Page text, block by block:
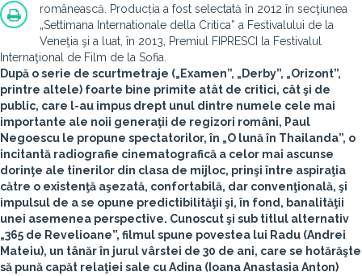
românească. Producția a fost selectată în 2012 în secţiunea
„Settimana Internationale della Critica” a Festivalului de la
Veneţia şi a luat, în 2013, Premiul FIPRESCI la Festivalul
Internaţional de Film de la Sofia.
După o serie de scurtmetraje („Examen”, „Derby”, „Orizont”,
printre altele) foarte bine primite atât de critici, cât şi de
public, care l-au impus drept unul dintre numele cele mai
importante ale noii generaţii de regizori români, Paul
Negoescu le propune spectatorilor, în „O lună în Thailanda”, o
incitantă radiografie cinematografică a celor mai ascunse
dorinţe ale tinerilor din clasa de mijloc, prinşi între aspiraţia
către o existenţă aşezată, confortabilă, dar convenţională, şi
impulsul de a se opune predictibilităţii şi, în fond, banalităţii
unei asemenea perspective. Cunoscut şi sub titlul alternativ
„365 de Revelioane”, filmul spune povestea lui Radu (Andrei
Mateiu), un tânăr în jurul vârstei de 30 de ani, care se hotărăşte
să pună capăt relaţiei sale cu Adina (Ioana Anastasia Anton)